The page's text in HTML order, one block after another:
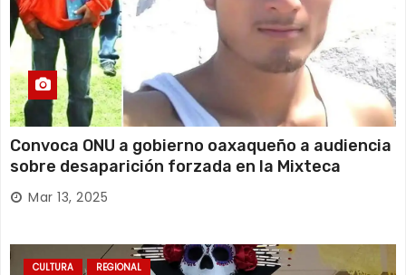
Convoca ONU a gobierno oaxaqueño a audiencia
sobre desaparición forzada en la Mixteca
Mar 13, 2025
CULTURA REGIONAL